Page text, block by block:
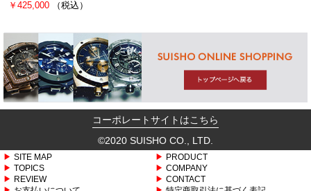
￥425,000 （税込）
コーポレートサイトはこちら
©2020 SUISHO CO., LTD.
SITE MAP
TOPICS
REVIEW
PRODUCT
COMPANY
CONTACT